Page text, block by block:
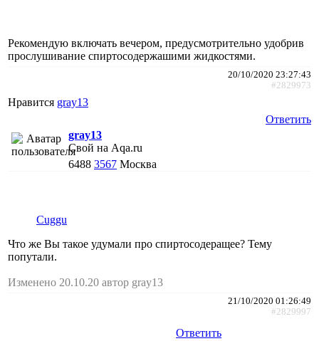
Рекомендую включать вечером, предусмотрительно удобрив
прослушивание спиртосодержашими жидкостями.
20/10/2020 23:27:43
#2829973
Нравится gray13
Ответить
gray13
Свой на Aqa.ru
6488 3567 Москва
Cuggu
Что же Вы такое удумали про спиртосодеращее? Тему
попутали.
Изменено 20.10.20 автор gray13
21/10/2020 01:26:49
#2829997
Ответить